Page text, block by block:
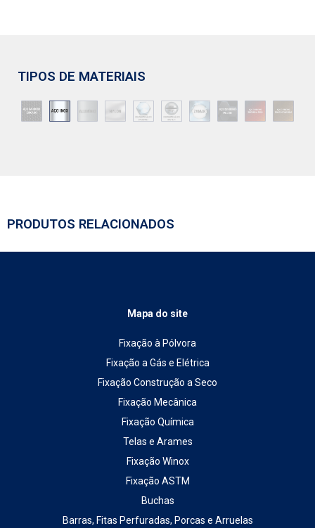
TIPOS DE MATERIAIS
PRODUTOS RELACIONADOS
Mapa do site
Fixação à Pólvora
Fixação a Gás e Elétrica
Fixação Construção a Seco
Fixação Mecânica
Fixação Química
Telas e Arames
Fixação Winox
Fixação ASTM
Buchas
Barras, Fitas Perfuradas, Porcas e Arruelas